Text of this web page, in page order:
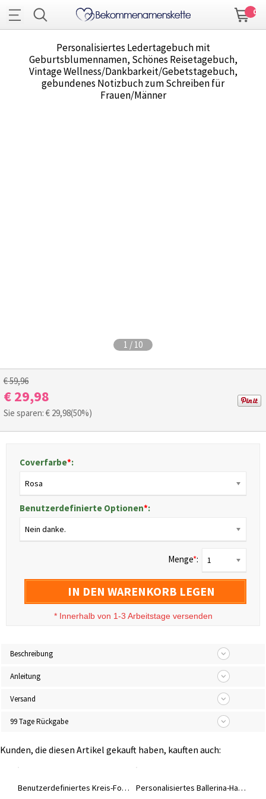
0
Personalisiertes Ledertagebuch mit
Geburtsblumennamen, Schönes Reisetagebuch,
Vintage Wellness/Dankbarkeit/Gebetstagebuch,
gebundenes Notizbuch zum Schreiben für
Frauen/Männer
1 / 10
€ 59,96
€ 29,98
Sie sparen: € 29,98(50%)
Coverfarbe*:
Rosa
Benutzerdefinierte Optionen*:
Nein danke.
Menge*: 1
IN DEN WARENKORB LEGEN
* Innerhalb von 1-3 Arbeitstage versenden
Beschreibung
Anleitung
Versand
99 Tage Rückgabe
Kunden, die diesen Artikel gekauft haben, kauften auch:
Benutzerdefiniertes Kreis-Fotoprojektionsarmband, verstellbares, handgefertigtes, gewebtes Armband, Jahrestags-/Valentinstagsgeschenke für Paare/Familie/Freunde Personalisiertes Ballerina-Hase Stofftier, Plüschtier für kleine Balletttänzerin, süße Maus/Katze/Hase Puppe, Geburtstagsgeschenk für 3/4/5 Jahre altes Mädchen